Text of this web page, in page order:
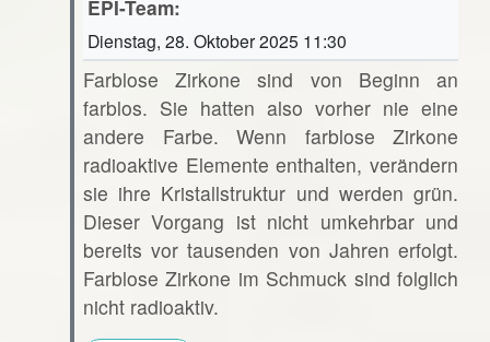
EPI-Team:
Dienstag, 28. Oktober 2025 11:30
Farblose Zirkone sind von Beginn an
farblos. Sie hatten also vorher nie eine
andere Farbe. Wenn farblose Zirkone
radioaktive Elemente enthalten, verändern
sie ihre Kristallstruktur und werden grün.
Dieser Vorgang ist nicht umkehrbar und
bereits vor tausenden von Jahren erfolgt.
Farblose Zirkone im Schmuck sind folglich
nicht radioaktiv.